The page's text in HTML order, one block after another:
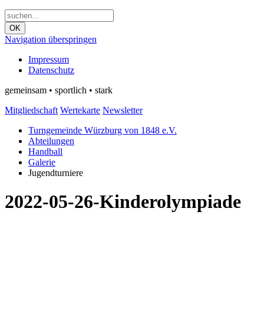
OK
Navigation überspringen
Impressum
Datenschutz
gemeinsam • sportlich • stark
Mitgliedschaft Wertekarte Newsletter
Turngemeinde Würzburg von 1848 e.V.
Abteilungen
Handball
Galerie
Jugendturniere
2022-05-26-Kinderolympiade